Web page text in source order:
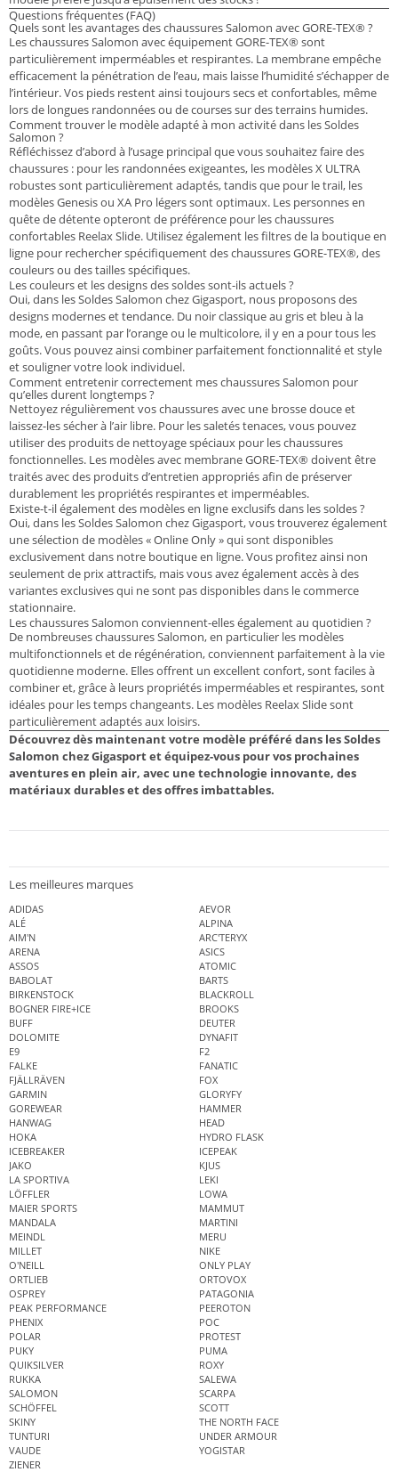
Questions fréquentes (FAQ)
Quels sont les avantages des chaussures Salomon avec GORE-TEX® ?
Les chaussures Salomon avec équipement GORE-TEX® sont
particulièrement imperméables et respirantes. La membrane empêche
efficacement la pénétration de l’eau, mais laisse l’humidité s’échapper de
l’intérieur. Vos pieds restent ainsi toujours secs et confortables, même
lors de longues randonnées ou de courses sur des terrains humides.
Comment trouver le modèle adapté à mon activité dans les Soldes
Salomon ?
Réfléchissez d’abord à l’usage principal que vous souhaitez faire des
chaussures : pour les randonnées exigeantes, les modèles X ULTRA
robustes sont particulièrement adaptés, tandis que pour le trail, les
modèles Genesis ou XA Pro légers sont optimaux. Les personnes en
quête de détente opteront de préférence pour les chaussures
confortables Reelax Slide. Utilisez également les filtres de la boutique en
ligne pour rechercher spécifiquement des chaussures GORE-TEX®, des
couleurs ou des tailles spécifiques.
Les couleurs et les designs des soldes sont-ils actuels ?
Oui, dans les Soldes Salomon chez Gigasport, nous proposons des
designs modernes et tendance. Du noir classique au gris et bleu à la
mode, en passant par l’orange ou le multicolore, il y en a pour tous les
goûts. Vous pouvez ainsi combiner parfaitement fonctionnalité et style
et souligner votre look individuel.
Comment entretenir correctement mes chaussures Salomon pour
qu’elles durent longtemps ?
Nettoyez régulièrement vos chaussures avec une brosse douce et
laissez-les sécher à l’air libre. Pour les saletés tenaces, vous pouvez
utiliser des produits de nettoyage spéciaux pour les chaussures
fonctionnelles. Les modèles avec membrane GORE-TEX® doivent être
traités avec des produits d’entretien appropriés afin de préserver
durablement les propriétés respirantes et imperméables.
Existe-t-il également des modèles en ligne exclusifs dans les soldes ?
Oui, dans les Soldes Salomon chez Gigasport, vous trouverez également
une sélection de modèles « Online Only » qui sont disponibles
exclusivement dans notre boutique en ligne. Vous profitez ainsi non
seulement de prix attractifs, mais vous avez également accès à des
variantes exclusives qui ne sont pas disponibles dans le commerce
stationnaire.
Les chaussures Salomon conviennent-elles également au quotidien ?
De nombreuses chaussures Salomon, en particulier les modèles
multifonctionnels et de régénération, conviennent parfaitement à la vie
quotidienne moderne. Elles offrent un excellent confort, sont faciles à
combiner et, grâce à leurs propriétés imperméables et respirantes, sont
idéales pour les temps changeants. Les modèles Reelax Slide sont
particulièrement adaptés aux loisirs.
Découvrez dès maintenant votre modèle préféré dans les Soldes
Salomon chez Gigasport et équipez-vous pour vos prochaines
aventures en plein air, avec une technologie innovante, des
matériaux durables et des offres imbattables.
Les meilleures marques
ADIDAS
AEVOR
ALÉ
ALPINA
AIM'N
ARC'TERYX
ARENA
ASICS
ASSOS
ATOMIC
BABOLAT
BARTS
BIRKENSTOCK
BLACKROLL
BOGNER FIRE+ICE
BROOKS
BUFF
DEUTER
DOLOMITE
DYNAFIT
E9
F2
FALKE
FANATIC
FJÄLLRÄVEN
FOX
GARMIN
GLORYFY
GOREWEAR
HAMMER
HANWAG
HEAD
HOKA
HYDRO FLASK
ICEBREAKER
ICEPEAK
JAKO
KJUS
LA SPORTIVA
LEKI
LÖFFLER
LOWA
MAIER SPORTS
MAMMUT
MANDALA
MARTINI
MEINDL
MERU
MILLET
NIKE
O'NEILL
ONLY PLAY
ORTLIEB
ORTOVOX
OSPREY
PATAGONIA
PEAK PERFORMANCE
PEEROTON
PHENIX
POC
POLAR
PROTEST
PUKY
PUMA
QUIKSILVER
ROXY
RUKKA
SALEWA
SALOMON
SCARPA
SCHÖFFEL
SCOTT
SKINY
THE NORTH FACE
TUNTURI
UNDER ARMOUR
VAUDE
YOGISTAR
ZIENER